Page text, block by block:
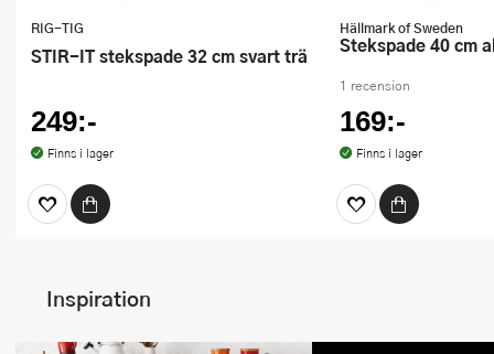
RIG-TIG
STIR-IT stekspade 32 cm svart trä
249:-
Finns i lager
Hällmark of Sweden
Stekspade 40 cm
1 recension
169:-
Finns i lager
Inspiration